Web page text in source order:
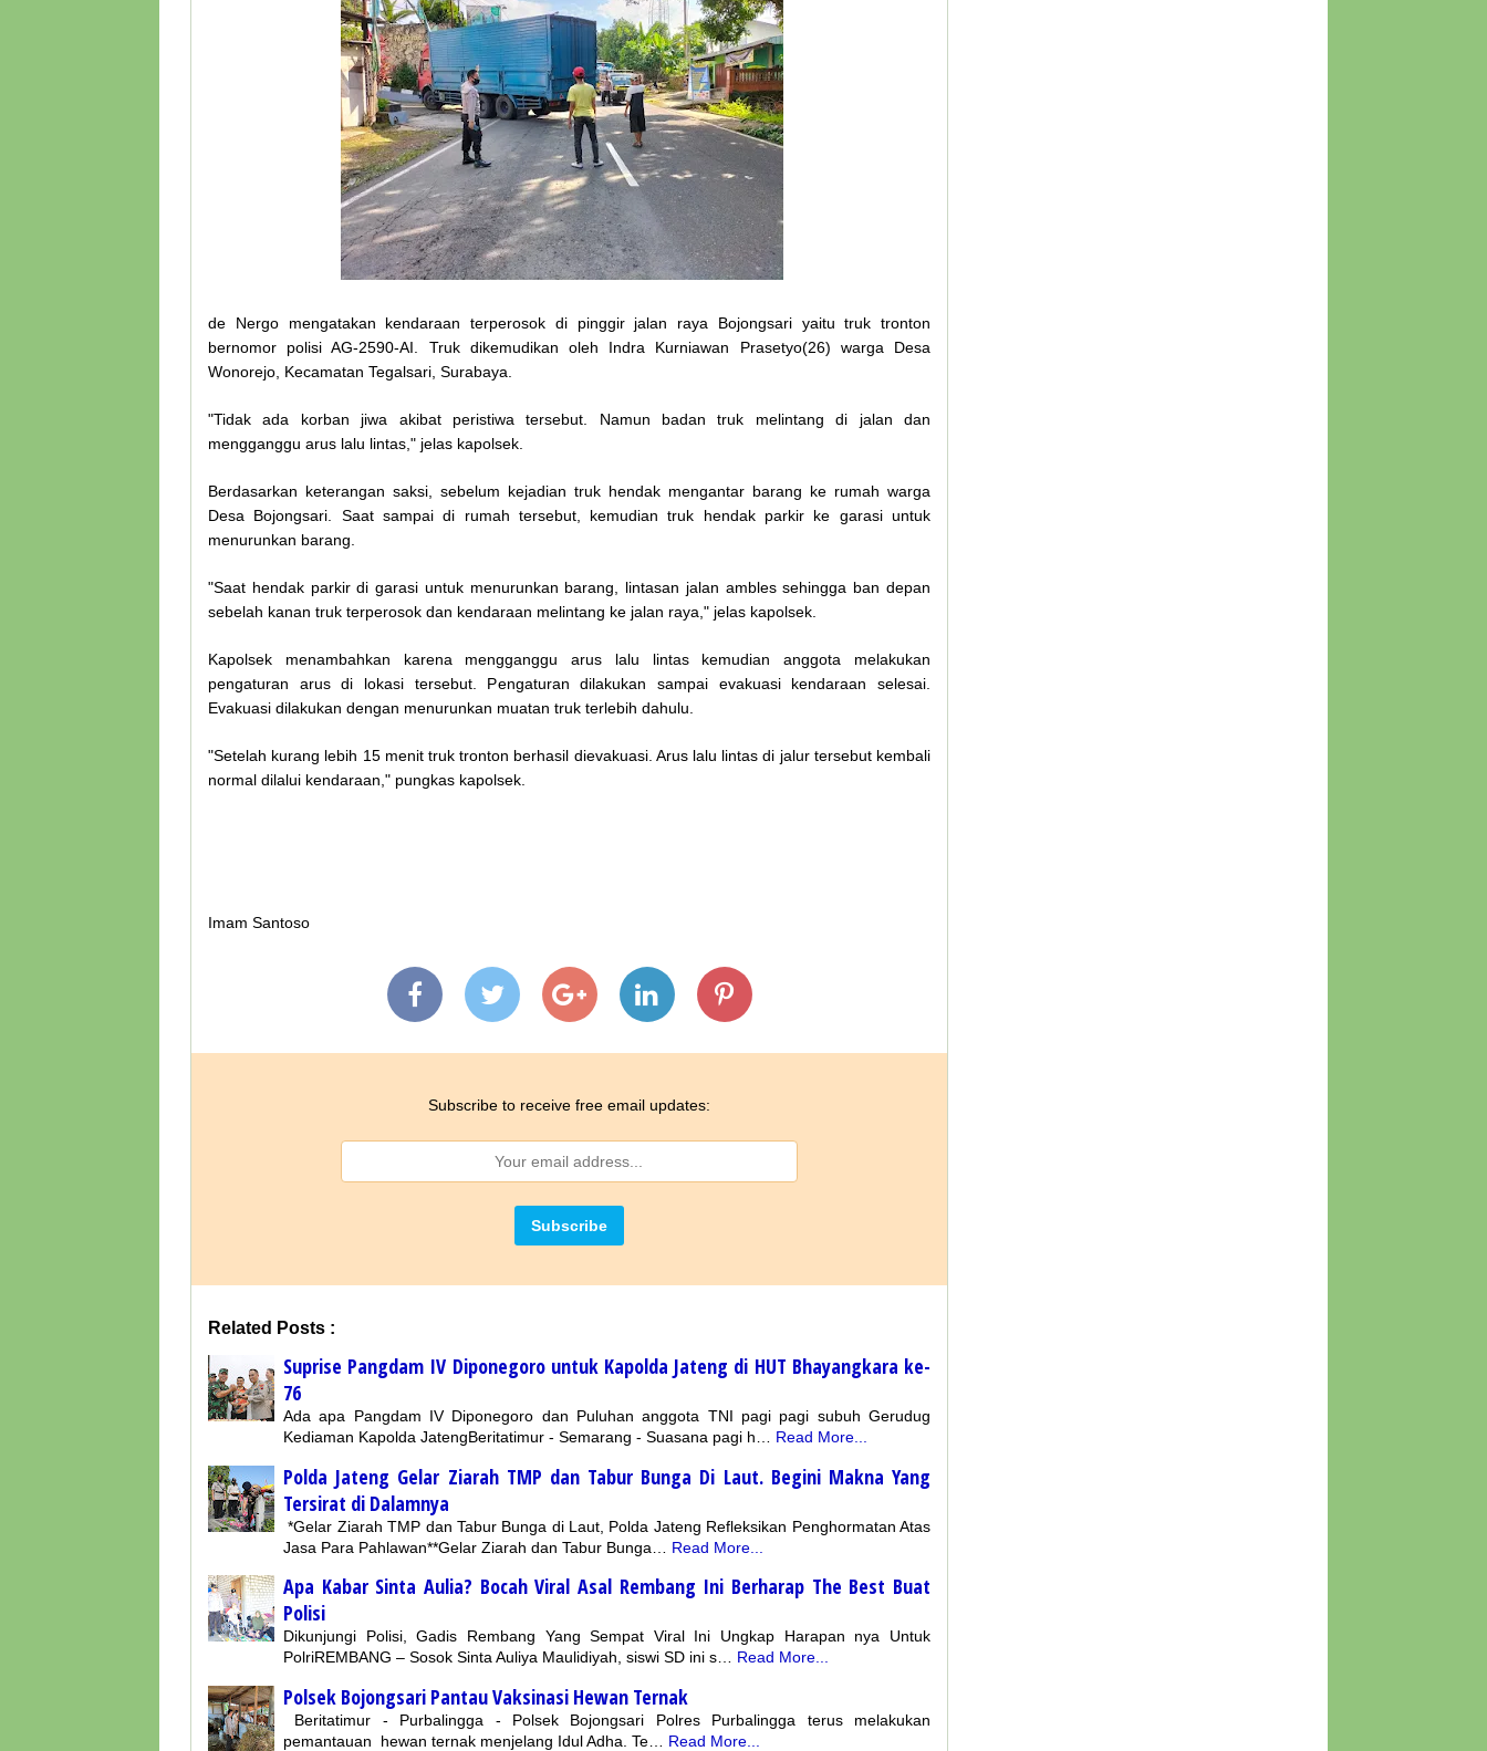
de Nergo mengatakan kendaraan terperosok di pinggir jalan raya Bojongsari yaitu truk tronton
bernomor polisi AG-2590-AI. Truk dikemudikan oleh Indra Kurniawan Prasetyo(26) warga Desa
Wonorejo, Kecamatan Tegalsari, Surabaya.
"Tidak ada korban jiwa akibat peristiwa tersebut. Namun badan truk melintang di jalan dan
mengganggu arus lalu lintas," jelas kapolsek.
Berdasarkan keterangan saksi, sebelum kejadian truk hendak mengantar barang ke rumah warga
Desa Bojongsari. Saat sampai di rumah tersebut, kemudian truk hendak parkir ke garasi untuk
menurunkan barang.
"Saat hendak parkir di garasi untuk menurunkan barang, lintasan jalan ambles sehingga ban depan
sebelah kanan truk terperosok dan kendaraan melintang ke jalan raya," jelas kapolsek.
Kapolsek menambahkan karena mengganggu arus lalu lintas kemudian anggota melakukan
pengaturan arus di lokasi tersebut. Pengaturan dilakukan sampai evakuasi kendaraan selesai.
Evakuasi dilakukan dengan menurunkan muatan truk terlebih dahulu.
"Setelah kurang lebih 15 menit truk tronton berhasil dievakuasi. Arus lalu lintas di jalur tersebut kembali
normal dilalui kendaraan," pungkas kapolsek.
Imam Santoso
Subscribe to receive free email updates:
Related Posts :
Suprise Pangdam IV Diponegoro untuk Kapolda Jateng di HUT Bhayangkara ke-
76
Ada apa Pangdam IV Diponegoro dan Puluhan anggota TNI pagi pagi subuh Gerudug
Kediaman Kapolda JatengBeritatimur - Semarang - Suasana pagi h…
Read More...
Polda Jateng Gelar Ziarah TMP dan Tabur Bunga Di Laut. Begini Makna Yang
Tersirat di Dalamnya
*Gelar Ziarah TMP dan Tabur Bunga di Laut, Polda Jateng Refleksikan Penghormatan Atas
Jasa Para Pahlawan**Gelar Ziarah dan Tabur Bunga…
Read More...
Apa Kabar Sinta Aulia? Bocah Viral Asal Rembang Ini Berharap The Best Buat
Polisi
Dikunjungi Polisi, Gadis Rembang Yang Sempat Viral Ini Ungkap Harapan nya Untuk
PolriREMBANG – Sosok Sinta Auliya Maulidiyah, siswi SD ini s…
Read More...
Polsek Bojongsari Pantau Vaksinasi Hewan Ternak
Beritatimur - Purbalingga - Polsek Bojongsari Polres Purbalingga terus melakukan
pemantauan hewan ternak menjelang Idul Adha. Te…
Read More...